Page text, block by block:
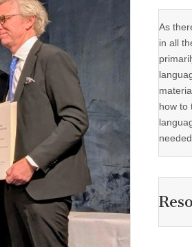
As
in all
how to
needed.